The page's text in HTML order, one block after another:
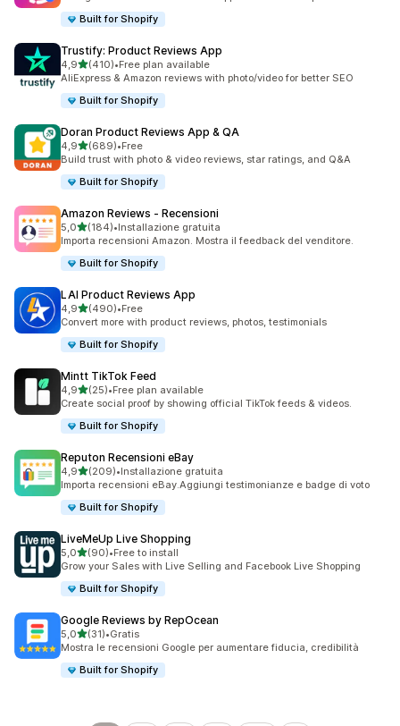
Built for Shopify
Trustify: Product Reviews App
4,9stelle su 5
(410)
410 recensioni totali
•Free plan available
AliExpress & Amazon reviews with photo/video for better SEO
Built for Shopify
Doran Product Reviews App & QA
4,9stelle su 5
(689)
689 recensioni totali
•Free
Build trust with photo & video reviews, star ratings, and Q&A
Built for Shopify
Amazon Reviews ‑ Recensioni
5,0stelle su 5
(184)
184 recensioni totali
•Installazione gratuita
Importa recensioni Amazon. Mostra il feedback del venditore.
Built for Shopify
LAI Product Reviews App
4,9stelle su 5
(490)
490 recensioni totali
•Free
Convert more with product reviews, photos, testimonials
Built for Shopify
Mintt TikTok Feed
4,9stelle su 5
(25)
25 recensioni totali
•Free plan available
Create social proof by showing official TikTok feeds & videos.
Built for Shopify
Reputon Recensioni eBay
4,9stelle su 5
(209)
209 recensioni totali
•Installazione gratuita
Importa recensioni eBay.Aggiungi testimonianze e badge di voto
Built for Shopify
LiveMeUp Live Shopping
5,0stelle su 5
(90)
90 recensioni totali
•Free to install
Grow your Sales with Live Selling and Facebook Live Shopping
Built for Shopify
Google Reviews by RepOcean
5,0stelle su 5
(31)
31 recensioni totali
•Gratis
Mostra le recensioni Google per aumentare fiducia, credibilità
Built for Shopify